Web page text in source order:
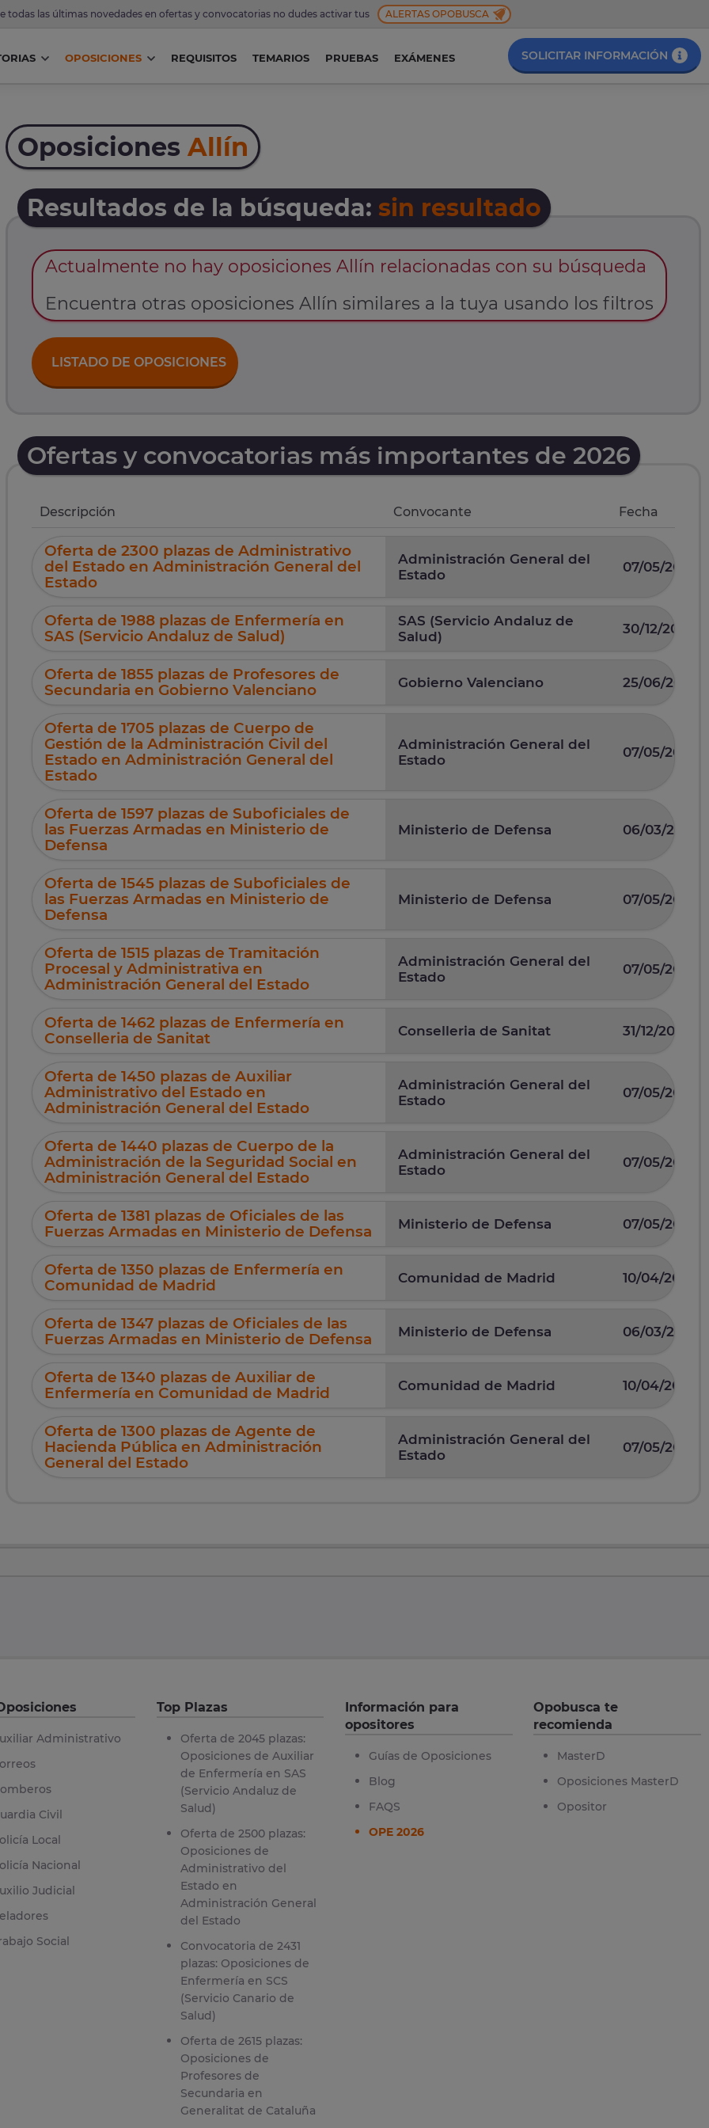
todas las últimas novedades en ofertas y convocatorias no dudes activar tus ALERTAS OPOBUSCA
OPOSICIONES REQUISITOS TEMARIOS PRUEBAS EXÁMENES SOLICITAR INFORMACIÓN
Oposiciones Allín
Resultados de la búsqueda: sin resultado
Actualmente no hay oposiciones Allín relacionadas con su búsqueda
Encuentra otras oposiciones Allín similares a la tuya usando los filtros
LISTADO DE OPOSICIONES
Ofertas y convocatorias más importantes de 2026
Descripción Convocante Fecha
Oferta de 2300 plazas de Administrativo
del Estado en Administración General del
Estado
Administración General del
Estado
07/05/2026
Oferta de 1988 plazas de Enfermería en
SAS (Servicio Andaluz de Salud)
SAS (Servicio Andaluz de
Salud)
30/12/2025
Oferta de 1855 plazas de Profesores de
Secundaria en Gobierno Valenciano
Gobierno Valenciano 25/06/2026
Oferta de 1705 plazas de Cuerpo de
Gestión de la Administración Civil del
Estado en Administración General del
Estado
Administración General del
Estado
07/05/2026
Oferta de 1597 plazas de Suboficiales de
las Fuerzas Armadas en Ministerio de
Defensa
Ministerio de Defensa 06/03/2026
Oferta de 1545 plazas de Suboficiales de
las Fuerzas Armadas en Ministerio de
Defensa
Ministerio de Defensa 07/05/2025
Oferta de 1515 plazas de Tramitación
Procesal y Administrativa en
Administración General del Estado
Administración General del
Estado
07/05/2026
Oferta de 1462 plazas de Enfermería en
Conselleria de Sanitat
Conselleria de Sanitat 31/12/2025
Oferta de 1450 plazas de Auxiliar
Administrativo del Estado en
Administración General del Estado
Administración General del
Estado
07/05/2026
Oferta de 1440 plazas de Cuerpo de la
Administración de la Seguridad Social en
Administración General del Estado
Administración General del
Estado
07/05/2026
Oferta de 1381 plazas de Oficiales de las
Fuerzas Armadas en Ministerio de Defensa
Ministerio de Defensa 07/05/2025
Oferta de 1350 plazas de Enfermería en
Comunidad de Madrid
Comunidad de Madrid 10/04/2025
Oferta de 1347 plazas de Oficiales de las
Fuerzas Armadas en Ministerio de Defensa
Ministerio de Defensa 06/03/2026
Oferta de 1340 plazas de Auxiliar de
Enfermería en Comunidad de Madrid
Comunidad de Madrid 10/04/2025
Oferta de 1300 plazas de Agente de
Hacienda Pública en Administración
General del Estado
Administración General del
Estado
07/05/2026
Administrativo
Civil
Local
Nacional
Judicial
Social
Top Plazas
Oferta de 2045 plazas:
Oposiciones de Auxiliar
de Enfermería en SAS
(Servicio Andaluz de
Salud)
Oferta de 2500 plazas:
Oposiciones de
Administrativo del
Estado en
Administración General
del Estado
Convocatoria de 2431
plazas: Oposiciones de
Enfermería en SCS
(Servicio Canario de
Salud)
Oferta de 2615 plazas:
Oposiciones de
Profesores de
Secundaria en
Generalitat de Cataluña
Información para
opositores
Guías de Oposiciones
Blog
FAQS
OPE 2026
Opobusca te
recomienda
MasterD
Oposiciones MasterD
Opositor